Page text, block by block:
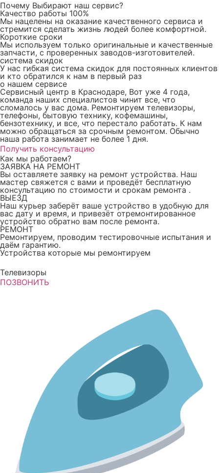
Почему Выбирают наш сервис?
Качество работы 100%
Мы нацелены на оказание качественного сервиса и
стремится сделать жизнь людей более комфортной.
Короткие сроки
Мы используем только оригинальные и качественные
запчасти, с проверенных заводов-изготовителей.
система скидок
У нас гибкая система скидок для постоянных клиентов
и кто обратился к нам в первый раз
о нашем сервисе
Сервисный центр в Краснодаре, Вот уже 4 года,
команда наших специалистов чинит все, что
сломалось у вас дома. Ремонтируем телевизоры,
телефоны, бытовую технику, кофемашины,
бензотехнику, и все, что перестало работать. К нам
можно обращаться за срочным ремонтом. Обычно
наша работа занимает не более 1 дня.
Получить консультацию
Как мы работаем?
ЗАЯВКА НА РЕМОНТ
Вы оставляете заявку на ремонт устройства. Наш
мастер свяжется с вами и проведёт бесплатную
консультацию по стоимости и срокам ремонта .
ВЫЕЗД
Наш курьер заберёт ваше устройство в удобную для
вас дату и время, и привезёт отремонтированное
устройство обратно вам после ремонта.
РЕМОНТ
Ремонтируем, проводим тестировочные испытания и
даём гарантию.
Устройства которые мы ремонтируем
Телевизоры
ПОЗВОНИТЬ